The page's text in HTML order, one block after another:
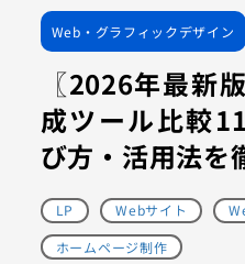
Web・グラフィックデザイン
〖2026年最新
成ツール比較
び方・活用法を
LP Webサイト
ホームページ制作